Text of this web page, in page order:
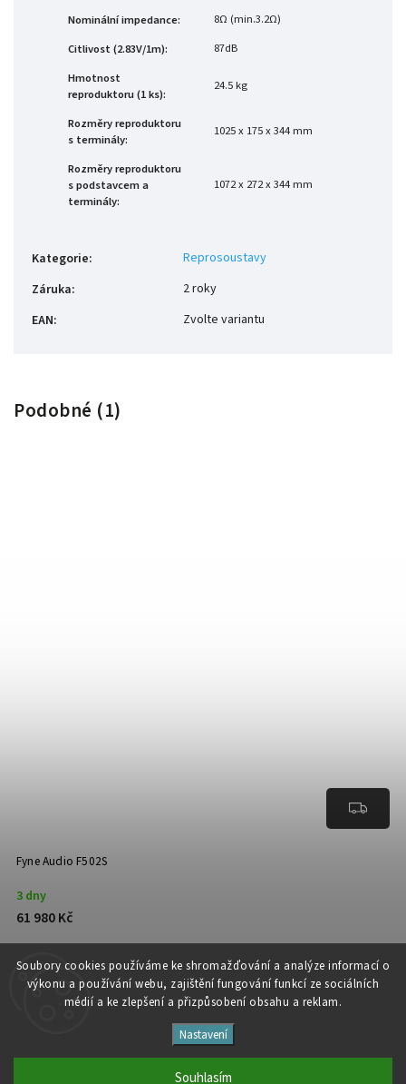
Soubory cookies používáme ke shromažďování a analýze informací o
výkonu a používání webu, zajištění fungování funkcí ze sociálních
médií a ke zlepšení a přizpůsobení obsahu a reklam.
Nastavení
Souhlasím
Nominální impedance:
8Ω (min.3.2Ω)
Citlivost (2.83V/1m):
87dB
Hmotnost
reproduktoru (1 ks):
24.5 kg
Rozměry reproduktoru
s terminály:
1025 x 175 x 344 mm
Rozměry reproduktoru
s podstavcem a
terminály:
1072 x 272 x 344 mm
Kategorie:
Reprosoustavy
Záruka:
2 roky
EAN: Zvolte variantu
Podobné (1)
Fyne Audio F502S
3 dny
61 980 Kč
Detail
Studio Špalíček
Upravit nastavení cookies